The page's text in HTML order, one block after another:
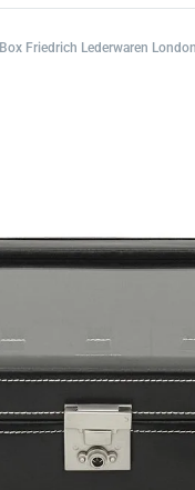
Box Friedrich Lederwaren